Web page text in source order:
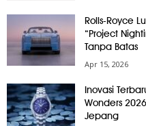
Rolls-Royce
“Project
Tanpa Batas
Apr 15, 2026
Inovasi
Wonders
Jepang